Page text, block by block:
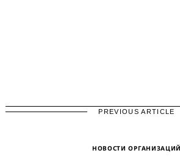
PREVIOUS ARTICLE
НОВОСТИ ОРГАНИЗАЦИЙ